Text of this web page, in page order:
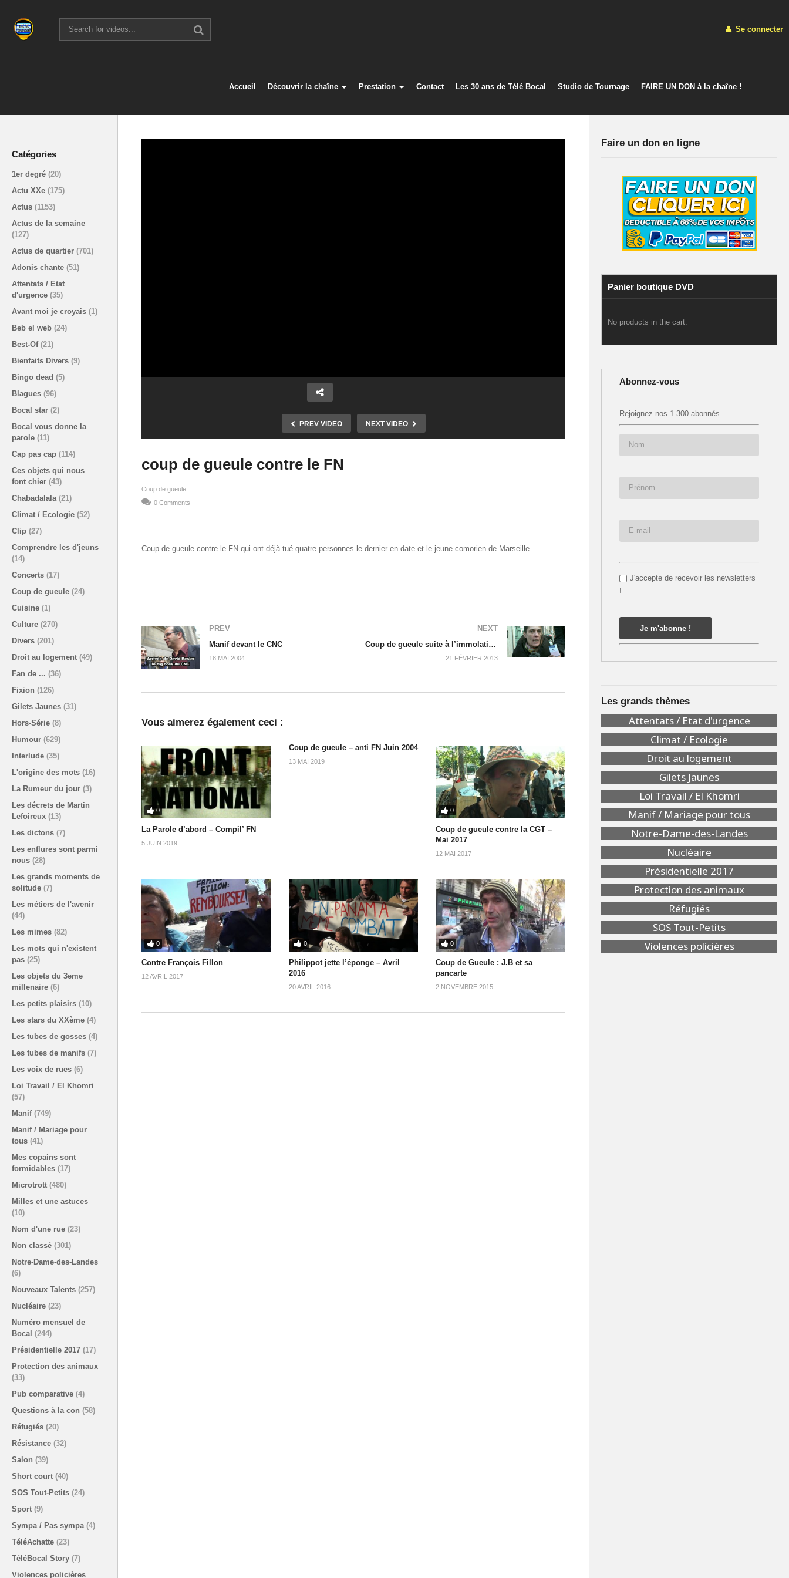
Se connecter
Accueil Découvrir la chaîne Prestation Contact Les 30 ans de Télé Bocal Studio de Tournage FAIRE UN DON à la chaîne !
Catégories
1er degré (20)
Actu XXe (175)
Actus (1153)
Actus de la semaine
(127)
Actus de quartier (701)
Adonis chante (51)
Attentats / Etat
d'urgence (35)
Avant moi je croyais (1)
Beb el web (24)
Best-Of (21)
Bienfaits Divers (9)
Bingo dead (5)
Blagues (96)
Bocal star (2)
Bocal vous donne la
parole (11)
Cap pas cap (114)
Ces objets qui nous
font chier (43)
Chabadalala (21)
Climat / Ecologie (52)
Clip (27)
Comprendre les d'jeuns
(14)
Concerts (17)
Coup de gueule (24)
Cuisine (1)
Culture (270)
Divers (201)
Droit au logement (49)
Fan de ... (36)
Fixion (126)
Gilets Jaunes (31)
Hors-Série (8)
Humour (629)
Interlude (35)
L'origine des mots (16)
La Rumeur du jour (3)
Les décrets de Martin
Lefoireux (13)
Les dictons (7)
Les enflures sont parmi
nous (28)
Les grands moments de
solitude (7)
Les métiers de l'avenir
(44)
Les mimes (82)
Les mots qui n'existent
pas (25)
Les objets du 3eme
millenaire (6)
Les petits plaisirs (10)
Les stars du XXème (4)
Les tubes de gosses (4)
Les tubes de manifs (7)
Les voix de rues (6)
Loi Travail / El Khomri
(57)
Manif (749)
Manif / Mariage pour
tous (41)
Mes copains sont
formidables (17)
Microtrott (480)
Milles et une astuces
(10)
Nom d'une rue (23)
Non classé (301)
Notre-Dame-des-Landes
(6)
Nouveaux Talents (257)
Nucléaire (23)
Numéro mensuel de
Bocal (244)
Présidentielle 2017 (17)
Protection des animaux
(33)
Pub comparative (4)
Questions à la con (58)
Réfugiés (20)
Résistance (32)
Salon (39)
Short court (40)
SOS Tout-Petits (24)
Sport (9)
Sympa / Pas sympa (4)
TéléAchatte (23)
TéléBocal Story (7)
Violences policières
PREV VIDEO NEXT VIDEO
coup de gueule contre le FN
Coup de gueule
0 Comments
Coup de gueule contre le FN qui ont déjà tué quatre personnes le dernier en date et le jeune comorien de Marseille.
PREV
Manif devant le CNC
18 MAI 2004
NEXT
Coup de gueule suite à l’immolation de Djamal Chaar, chômeur
21 FÉVRIER 2013
Vous aimerez également ceci :
0
La Parole d’abord – Compil’ FN
5 JUIN 2019
Coup de gueule – anti FN Juin 2004
13 MAI 2019
0
Coup de gueule contre la CGT –
Mai 2017
12 MAI 2017
0
Contre François Fillon
12 AVRIL 2017
0
Philippot jette l’éponge – Avril
2016
20 AVRIL 2016
0
Coup de Gueule : J.B et sa
pancarte
2 NOVEMBRE 2015
Faire un don en ligne
Panier boutique DVD
No products in the cart.
Abonnez-vous
Rejoignez nos 1 300 abonnés.
J'accepte de recevoir les newsletters
!
Les grands thèmes
Attentats / Etat d'urgence
Climat / Ecologie
Droit au logement
Gilets Jaunes
Loi Travail / El Khomri
Manif / Mariage pour tous
Notre-Dame-des-Landes
Nucléaire
Présidentielle 2017
Protection des animaux
Réfugiés
SOS Tout-Petits
Violences policières